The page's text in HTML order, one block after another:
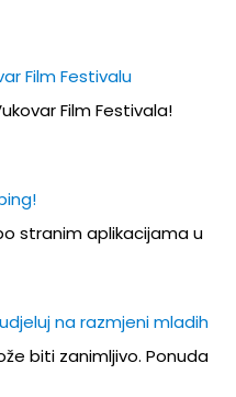
Film Festivalu
Film Festivala!
stranim aplikacijama u
na razmjeni mladih
biti zanimljivo. Ponuda